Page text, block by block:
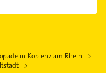
in Koblenz am Rhein